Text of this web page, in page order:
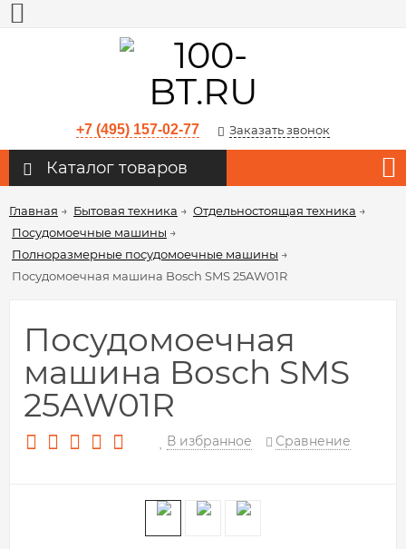
+7 (495) 157-02-77 Заказать звонок
Каталог товаров
Главная → Бытовая техника → Отдельностоящая техника →
Посудомоечные машины →
Полноразмерные посудомоечные машины →
Посудомоечная машина Bosch SMS 25AW01R
Посудомоечная
машина Bosch SMS
25AW01R
В избранное Сравнение